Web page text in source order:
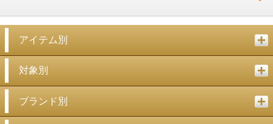
アイテム別
対象別
ブランド別